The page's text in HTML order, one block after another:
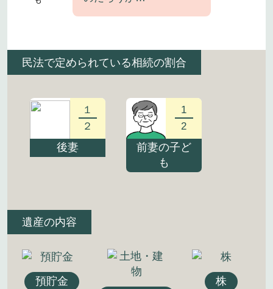
民法で定められている相続の割合
１
２
後妻
1
2
前妻の子ど
も
遺産の内容
預貯金 株